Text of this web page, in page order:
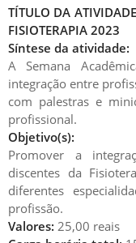
06
19:00h
TÍTULO DA
FISIOTERAPIA 2023
Síntese da atividade:
A Semana
integração entre
com palestras e
profissional.
Objetivo(s):
Promover a
discentes da
diferentes
profissão.
Valores: 25,00 reais